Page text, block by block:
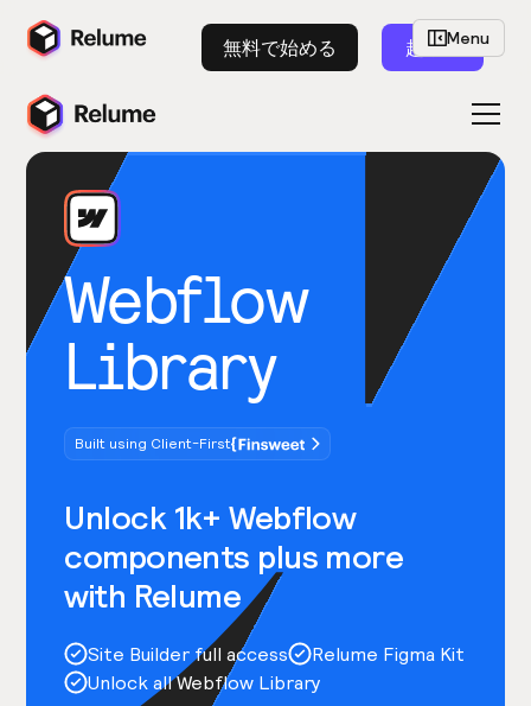
無料で始める 起動
Webflow
Library
Built using Client-First
Unlock 1k+ Webflow
components plus more
with Relume
Site Builder full access
Relume Figma Kit
Unlock all Webflow Library
Menu